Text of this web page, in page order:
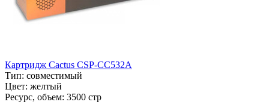
Картридж Cactus CSP-CC532A
Тип: совместимый
Цвет: желтый
Ресурс, объем: 3500 стр